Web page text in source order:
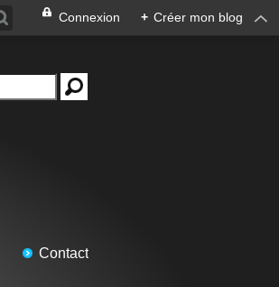
Connexion + Créer mon blog
Contact